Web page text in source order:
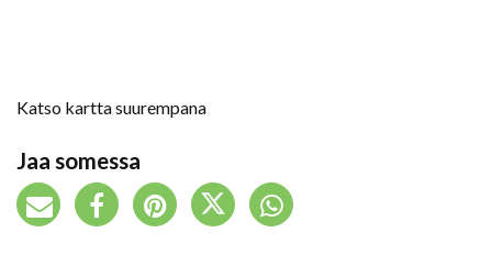
Katso kartta suurempana
Jaa somessa